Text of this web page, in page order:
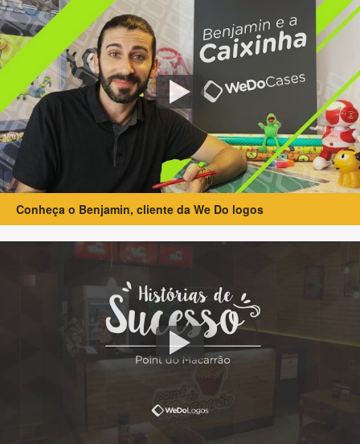
Conheça o Benjamin, cliente da We Do logos